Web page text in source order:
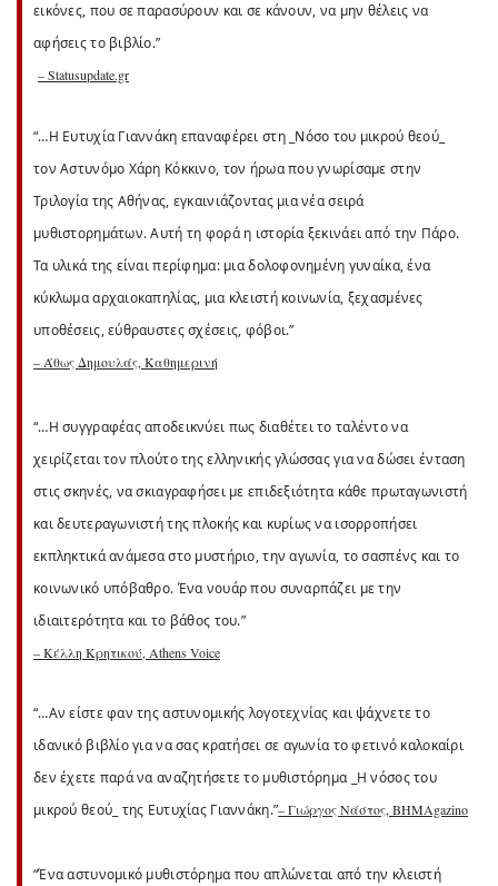
εικόνες, που σε παρασύρουν και σε κάνουν, να μην θέλεις να
αφήσεις το βιβλίο.”
– Statusupdate.gr
“…Η Ευτυχία Γιαννάκη επαναφέρει στη _Νόσο του μικρού θεού_
τον Αστυνόμο Χάρη Κόκκινο, τον ήρωα που γνωρίσαμε στην
Τριλογία της Αθήνας, εγκαινιάζοντας μια νέα σειρά
μυθιστορημάτων. Αυτή τη φορά η ιστορία ξεκινάει από την Πάρο.
Τα υλικά της είναι περίφημα: μια δολοφονημένη γυναίκα, ένα
κύκλωμα αρχαιοκαπηλίας, μια κλειστή κοινωνία, ξεχασμένες
υποθέσεις, εύθραυστες σχέσεις, φόβοι.”
– Άθως Δημουλάς, Καθημερινή
“…Η συγγραφέας αποδεικνύει πως διαθέτει το ταλέντο να
χειρίζεται τον πλούτο της ελληνικής γλώσσας για να δώσει ένταση
στις σκηνές, να σκιαγραφήσει με επιδεξιότητα κάθε πρωταγωνιστή
και δευτεραγωνιστή της πλοκής και κυρίως να ισορροπήσει
εκπληκτικά ανάμεσα στο μυστήριο, την αγωνία, το σασπένς και το
κοινωνικό υπόβαθρο. Ένα νουάρ που συναρπάζει με την
ιδιαιτερότητα και το βάθος του.”
– Κέλλη Κρητικού, Athens Voice
“…Αν είστε φαν της αστυνομικής λογοτεχνίας και ψάχνετε το
ιδανικό βιβλίο για να σας κρατήσει σε αγωνία το φετινό καλοκαίρι
δεν έχετε παρά να αναζητήσετε το μυθιστόρημα _Η νόσος του
μικρού θεού_ της Ευτυχίας Γιαννάκη.”– Γιώργος Νάστος, BHMAgazino
“Ένα αστυνομικό μυθιστόρημα που απλώνεται από την κλειστή